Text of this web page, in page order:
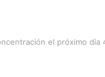
el próximo día